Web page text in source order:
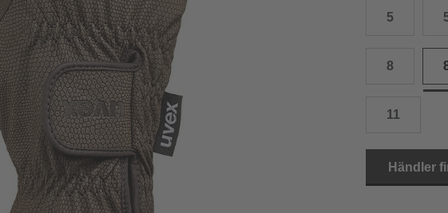
5
8
11
15.0 cm
15.5 cm
16.0 cm
16.5 cm
17.0 cm
18.0 cm
Händler